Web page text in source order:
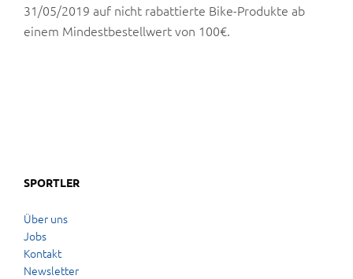
31/05/2019 auf nicht rabattierte Bike-Produkte ab
einem Mindestbestellwert von 100€.
SPORTLER
Über uns
Jobs
Kontakt
Newsletter